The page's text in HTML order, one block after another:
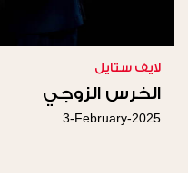
لايف ستايل
الخرس الزوجي
3-February-2025